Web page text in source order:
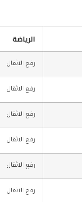
الرياضة
رفع الاثقال
رفع الاثقال
رفع الاثقال
رفع الاثقال
رفع الاثقال
رفع الاثقال